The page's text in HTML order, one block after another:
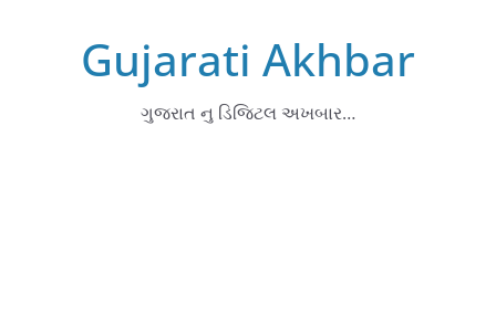
Gujarati Akhbar
ગુજરાત નુ ડિજિટલ અખબાર…